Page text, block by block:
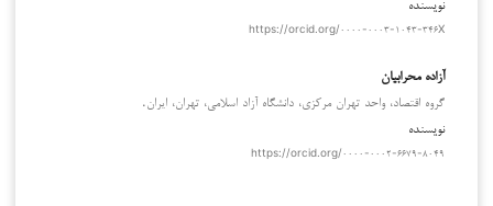
https://orcid.org/۰۰۰۰-۰۰۰۳-۱۰۴۳-۳۴۶X
آزاده محرابیان
گروه اقتصاد، واحد تهران مرکزی، دانشگاه آزاد اسلامی، تهران، ایران.
نویسنده
https://orcid.org/۰۰۰۰-۰۰۰۲-۶۶۷۹-۸۰۴۹